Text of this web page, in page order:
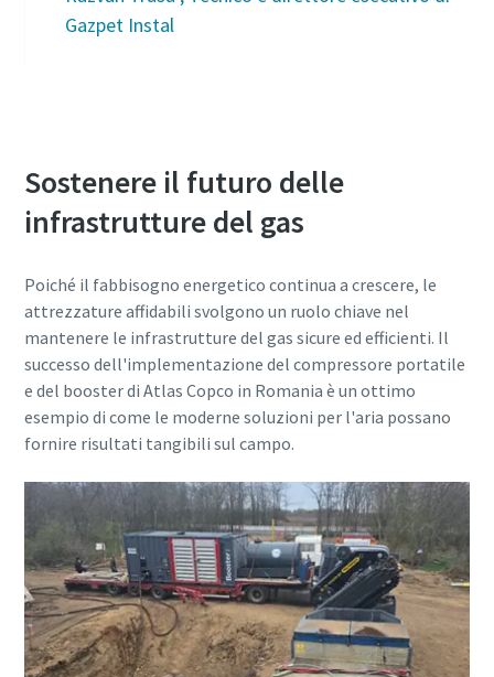
Gazpet Instal
Sostenere il futuro delle
infrastrutture del gas
Poiché il fabbisogno energetico continua a crescere, le
attrezzature affidabili svolgono un ruolo chiave nel
mantenere le infrastrutture del gas sicure ed efficienti. Il
successo dell'implementazione del compressore portatile
e del booster di Atlas Copco in Romania è un ottimo
esempio di come le moderne soluzioni per l'aria possano
fornire risultati tangibili sul campo.